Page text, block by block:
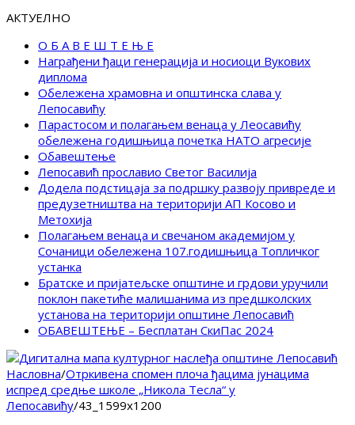
АКТУЕЛНО
О Б А В Е Ш Т Е Њ Е
Награђени ђаци генерација и носиоци Вукових
диплома
Обележена храмовна и општинска слава у
Лепосавићу
Парастосом и полагањем венаца у Леосавићу
обележена годишњица почетка НАТО агресије
Обавештење
Лепосавић прославио Светог Василија
Додела подстицаја за подршку развоју привреде и
предузетништва на територији АП Косово и
Метохија
Полагањем венаца и свечаном академијом у
Сочаници обележена 107.годишњица Топличког
устанка
Братске и пријатељске општине и грдови уручили
поклон пакетиће малишанима из предшколских
установа на територији општине Лепосавић
ОБАВЕШТЕЊЕ – Бесплатан СкиПас 2024
Насловна/Отркивена спомен плоча ђацима јунацима
испред средње школе „Никола Тесла“ у
Лепосавићу/43_1599x1200